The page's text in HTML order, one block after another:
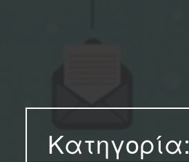
Κατηγορία: